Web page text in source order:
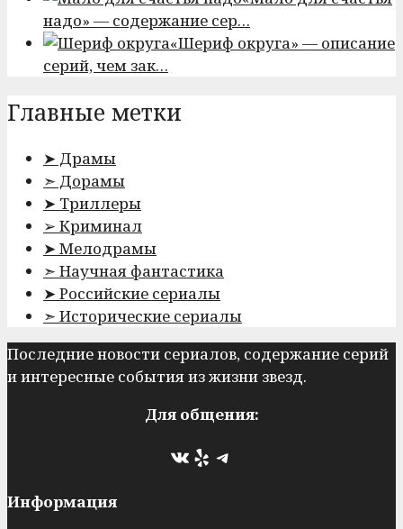
надо» — содержание сер…
«Шериф округа» — описание
серий, чем зак…
Главные метки
➤ Драмы
➣ Дорамы
➤ Триллеры
➢ Криминал
➤ Мелодрамы
➣ Научная фантастика
➤ Российские сериалы
➣ Исторические сериалы
Последние новости сериалов, содержание серий
и интересные события из жизни звезд.
Для общения:
ВКонтакте
YelpTelegram
Информация